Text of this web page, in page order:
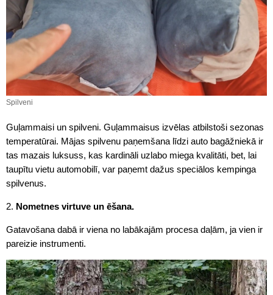
Spilveni
Guļammaisi un spilveni. Guļammaisus izvēlas atbilstoši sezonas
temperatūrai. Mājas spilvenu paņemšana līdzi auto bagāžniekā ir
tas mazais luksuss, kas kardināli uzlabo miega kvalitāti, bet, lai
taupītu vietu automobilī, var paņemt dažus speciālos kempinga
spilvenus.
2. Nometnes virtuve un ēšana.
Gatavošana dabā ir viena no labākajām procesa daļām, ja vien ir
pareizie instrumenti.